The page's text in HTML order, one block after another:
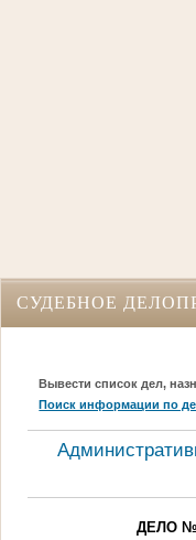
СУДЕБНОЕ
Вывести список дел,
Поиск информации по
ДЕЛО №